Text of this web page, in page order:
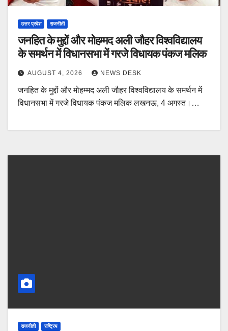
उत्तर प्रदेश राजनीती
जनहित के मुद्दों और मोहम्मद अली जौहर विश्वविद्यालय
के समर्थन में विधानसभा में गरजे विधायक पंकज मलिक
AUGUST 4, 2026 NEWS DESK
जनहित के मुद्दों और मोहम्मद अली जौहर विश्वविद्यालय के समर्थन में
विधानसभा में गरजे विधायक पंकज मलिक लखनऊ, 4 अगस्त।…
राजनीती राष्ट्रिय